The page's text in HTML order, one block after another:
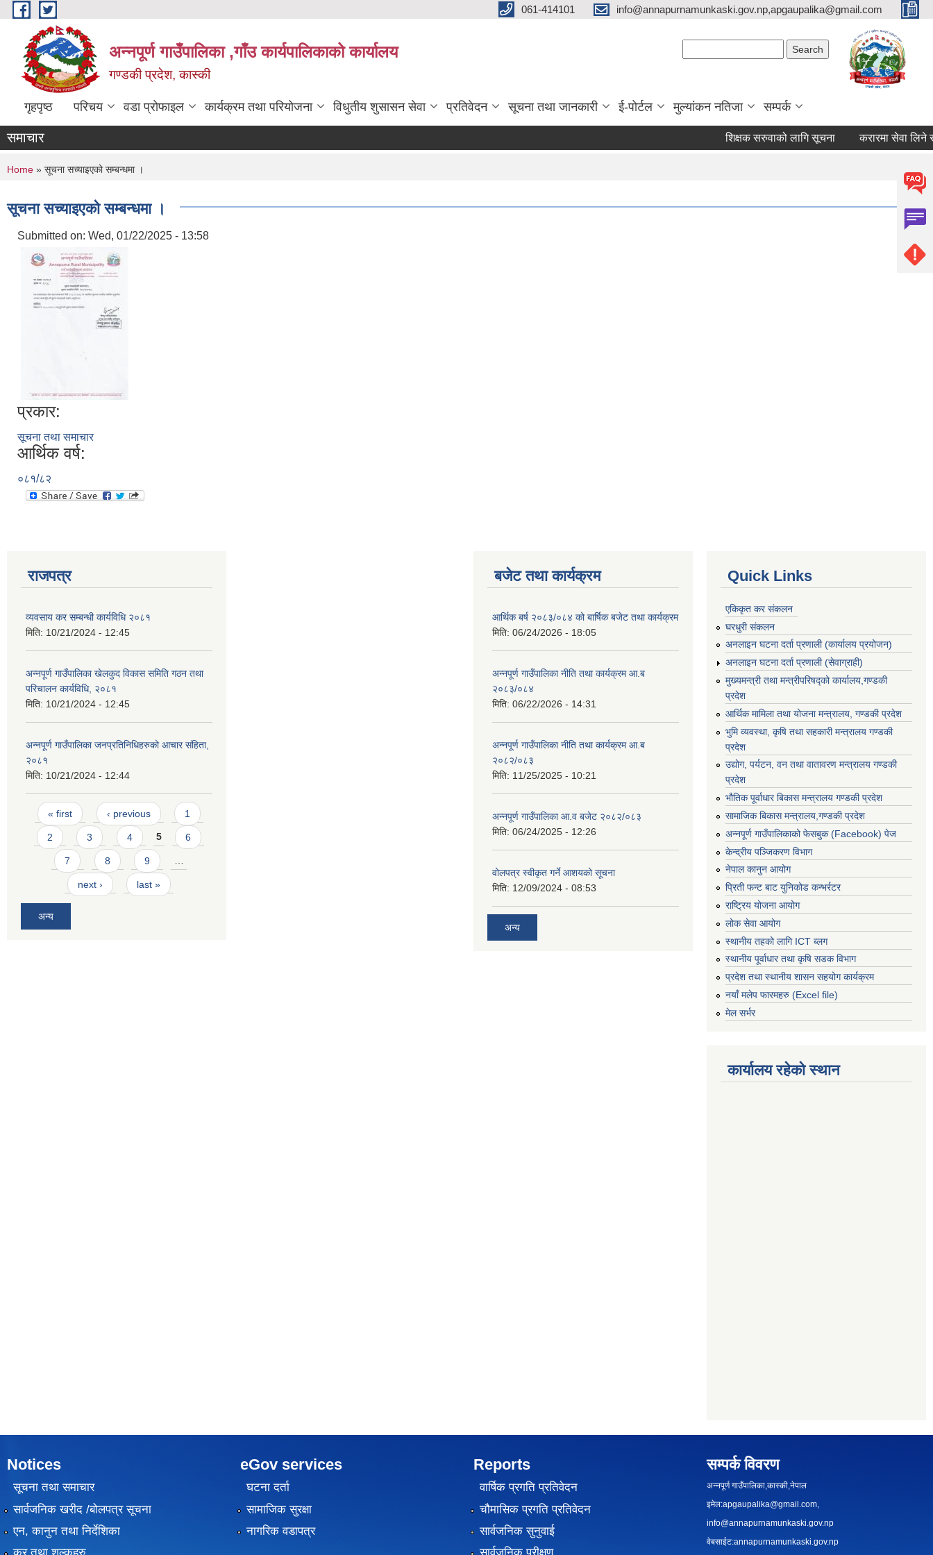
Skip to main content 061-414101 info@annapurnamunkaski.gov.np,apgaupalika@gmail.com
अन्नपूर्ण गाउँपालिका ,गाँउ कार्यपालिकाको कार्यालय
गण्डकी प्रदेश, कास्की
गृहपृष्ठ परिचय वडा प्रोफाइल कार्यक्रम तथा परियोजना विधुतीय शुसासन सेवा प्रतिवेदन सूचना तथा जानकारी ई-पोर्टल मुल्यांकन नतिजा सम्पर्क
समाचार शिक्षक सरुवाको लागि सूचना करारमा सेवा लिने
You are here
Home » सूचना सच्याइएको सम्बन्धमा ।
सूचना सच्याइएको सम्बन्धमा ।
Submitted on: Wed, 01/22/2025 - 13:58
प्रकार:
सूचना तथा समाचार
आर्थिक वर्ष:
०८१/८२
राजपत्र
व्यवसाय कर सम्बन्धी कार्यविधि २०८१
मिति: 10/21/2024 - 12:45
अन्नपूर्ण गाउँपालिका खेलकुद विकास समिति गठन तथा
परिचालन कार्यविधि, २०८१
मिति: 10/21/2024 - 12:45
अन्नपूर्ण गाउँपालिका जनप्रतिनिधिहरुको आचार संहिता,
२०८१
मिति: 10/21/2024 - 12:44
Pages
« first ‹ previous 1
2 3 4 5 6
7 8 9 …
next › last »
अन्य
बजेट तथा कार्यक्रम
आर्थिक बर्ष २०८३/०८४ को बार्षिक बजेट तथा कार्यक्रम
मिति: 06/24/2026 - 18:05
अन्नपूर्ण गाउँपालिका नीति तथा कार्यक्रम आ.ब
२०८३/०८४
मिति: 06/22/2026 - 14:31
अन्नपूर्ण गाउँपालिका नीति तथा कार्यक्रम आ.ब
२०८२/०८३
मिति: 11/25/2025 - 10:21
अन्नपूर्ण गाउँपालिका आ.व बजेट २०८२/०८३
मिति: 06/24/2025 - 12:26
वोलपत्र स्वीकृत गर्ने आशयको सूचना
मिति: 12/09/2024 - 08:53
अन्य
Quick Links
एकिकृत कर संकलन
घरधुरी संकलन
अनलाइन घटना दर्ता प्रणाली (कार्यालय प्रयोजन)
अनलाइन घटना दर्ता प्रणाली (सेवाग्राही)
मुख्यमन्त्री तथा मन्त्रीपरिषद्को कार्यालय,गण्डकी
प्रदेश
आर्थिक मामिला तथा योजना मन्त्रालय, गण्डकी प्रदेश
भुमि व्यवस्था, कृषि तथा सहकारी मन्त्रालय गण्डकी
प्रदेश
उद्योग, पर्यटन, वन तथा वातावरण मन्त्रालय गण्डकी
प्रदेश
भौतिक पूर्वाधार बिकास मन्त्रालय गण्डकी प्रदेश
सामाजिक बिकास मन्त्रालय,गण्डकी प्रदेश
अन्नपूर्ण गाउँपालिकाको फेसबुक (Facebook) पेज
केन्द्रीय पञ्जिकरण विभाग
नेपाल कानुन आयोग
प्रिती फन्ट बाट युनिकोड कन्भर्रटर
राष्ट्रिय योजना आयोग
लोक सेवा आयोग
स्थानीय तहको लागि ICT ब्लग
स्थानीय पूर्वाधार तथा कृषि सडक विभाग
प्रदेश तथा स्थानीय शासन सहयोग कार्यक्रम
नयाँ मलेप फारमहरु (Excel file)
मेल सर्भर
कार्यालय रहेको स्थान
Notices
सूचना तथा समाचार
सार्वजनिक खरीद /बोलपत्र सूचना
एन, कानुन तथा निर्देशिका
eGov services
घटना दर्ता
सामाजिक सुरक्षा
नागरिक वडापत्र
Reports
वार्षिक प्रगति प्रतिवेदन
चौमासिक प्रगति प्रतिवेदन
सार्वजनिक सुनुवाई
सम्पर्क विवरण
अन्नपूर्ण गाउँपालिका,कास्की,नेपाल
इमेल:apgaupalika@gmail.com
info@annapurnamunkaski.gov.np
वेबसाईट:annapurnamunkaski.gov.np